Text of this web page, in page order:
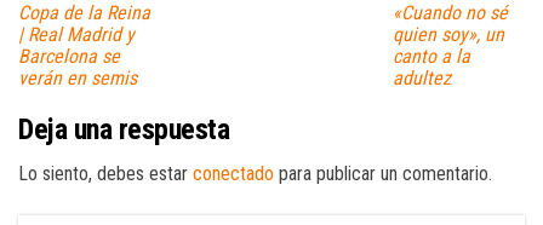
Copa de la Reina
| Real Madrid y
Barcelona se
verán en semis
«Cuando no sé
quien soy», un
canto a la
adultez
Deja una respuesta
Lo siento, debes estar conectado para publicar un comentario.